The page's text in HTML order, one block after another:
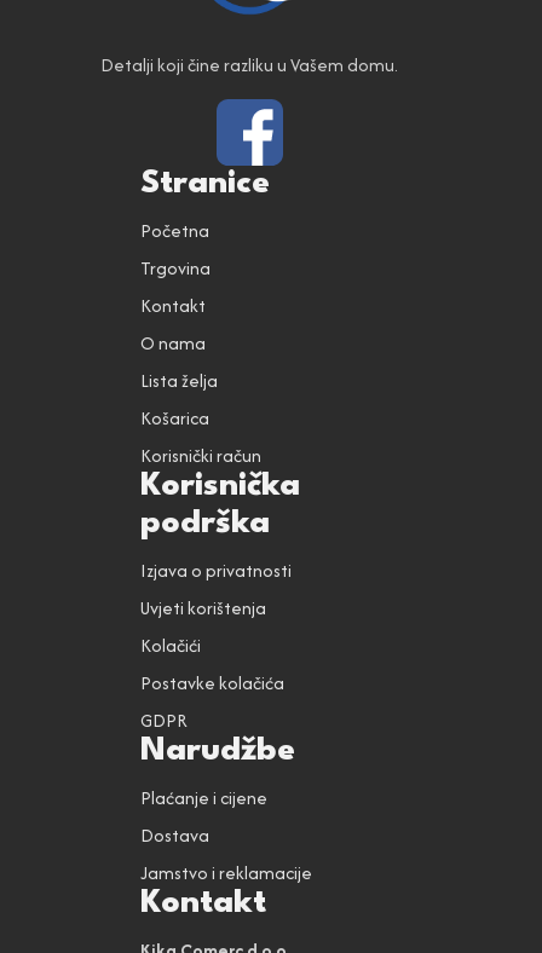
Detalji koji čine razliku u Vašem domu.
Stranice
Početna
Trgovina
Kontakt
O nama
Lista želja
Košarica
Korisnički račun
Korisnička
podrška
Izjava o privatnosti
Uvjeti korištenja
Kolačići
Postavke kolačića
GDPR
Narudžbe
Plaćanje i cijene
Dostava
Jamstvo i reklamacije
Kontakt